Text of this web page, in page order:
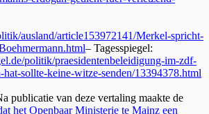
ausland/article153972141/Merkel-spricht-
– Tagesspiegel:
politik/praesidentenbeleidigung-im-zdf-
sollte-keine-witze-senden/13394378.html
publicatie van deze vertaling maakte de
het Openbaar Ministerie te Mainz een